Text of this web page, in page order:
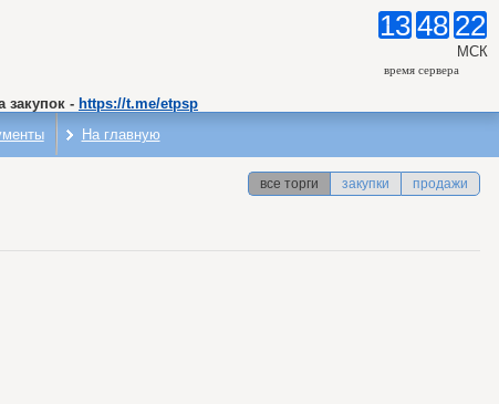
13 48 22
МСК
время сервера
закупок - https://t.me/etpsp
На главную
все торги закупки продажи